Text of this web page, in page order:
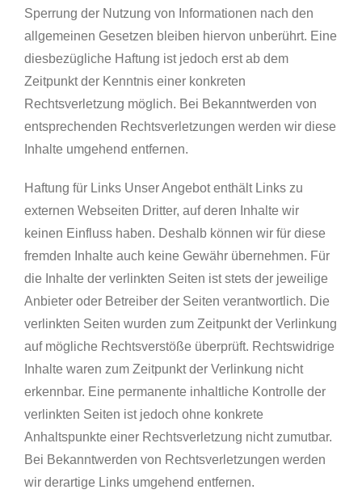
Sperrung der Nutzung von Informationen nach den
allgemeinen Gesetzen bleiben hiervon unberührt. Eine
diesbezügliche Haftung ist jedoch erst ab dem
Zeitpunkt der Kenntnis einer konkreten
Rechtsverletzung möglich. Bei Bekanntwerden von
entsprechenden Rechtsverletzungen werden wir diese
Inhalte umgehend entfernen.
Haftung für Links Unser Angebot enthält Links zu
externen Webseiten Dritter, auf deren Inhalte wir
keinen Einfluss haben. Deshalb können wir für diese
fremden Inhalte auch keine Gewähr übernehmen. Für
die Inhalte der verlinkten Seiten ist stets der jeweilige
Anbieter oder Betreiber der Seiten verantwortlich. Die
verlinkten Seiten wurden zum Zeitpunkt der Verlinkung
auf mögliche Rechtsverstöße überprüft. Rechtswidrige
Inhalte waren zum Zeitpunkt der Verlinkung nicht
erkennbar. Eine permanente inhaltliche Kontrolle der
verlinkten Seiten ist jedoch ohne konkrete
Anhaltspunkte einer Rechtsverletzung nicht zumutbar.
Bei Bekanntwerden von Rechtsverletzungen werden
wir derartige Links umgehend entfernen.